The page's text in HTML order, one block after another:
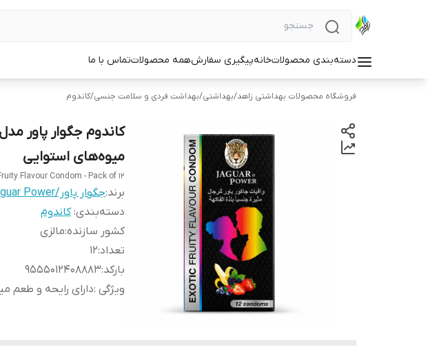
دسته‌بندی محصولاتخانهپیگیری سفارشهمه محصولاتتماس با ما
فروشگاه محصولات بهداشتی زاهد/بهداشتی/بهداشت فردی و سلامت جنسی/کاندوم
میوه‌های استوایی
Flavour Condom - Pack of 12
برند:جگوار پاور/Jaguar Power
دسته‌بندی:کاندوم
کشور سازنده:مالزی
تعداد:
12
بارکد:
9555012408883
ویژگی :دارای رایحه و طعم